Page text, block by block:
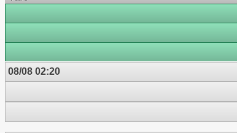
08/08 02:20